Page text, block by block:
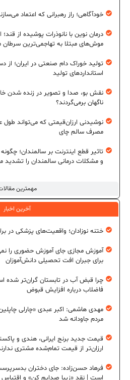
مهمترین
خودآگاهی؛ راز رهبرانی که اعتماد
موش‌های مبتلا به تهاجمی‌ترین سرطان
تولید خوراک دام صنعتی در ایران؛ از
استانداردهای تولید
نقش بو، صدا و تصویر در زنده شدن
ناگهان برمی‌گردند؟
نوشیدنی ارزان‌قیمتی که می‌تواند
مصرف سالم چای
تاثیر قطع اینترنت بر سالمندان؛ چگونه
و مشکلات درمانی سالمندان را تشدید
آخرین اخبار
ختنه نوزادان؛ واقعیت‌های پزشکی در
آموزش مجازی جای آموزش حضوری را
برای جبران افت تحصیلی دانش‌آموزان
چرا قبض آب در تابستان گران‌تر
فاضلاب درباره افزایش قبوض
مهدی هاشمی: اکبر عبدی «چارلی
مردم جاودانه شد
قیمت جدید برنج ایرانی، هندی و
ارزان‌تر از قیمت تمام‌شده مشتری
فرهاد حسن‌زاده: جای دختران
است | نقد «زیبا صدایم کن» و اقتباس